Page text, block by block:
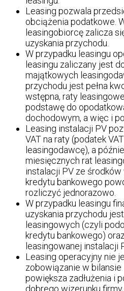
Leasing pozwala
obciążenia podatkowe.
leasingobiorcę zalicza
uzyskania przychodu.
W przypadku leasingu
leasingu zaliczany jest
majątkowych
przychodu jest pełna
wstępna, raty
podstawę do
dochodowym, a więc i
Leasing instalacji PV
VAT na raty (podatek
leasingodawcę), a
miesięcznych rat
instalacji PV ze
kredytu bankowego
rozliczyć jednorazowo.
W przypadku leasingu
uzyskania przychodu
leasingowych (czyli
kredytu bankowego)
leasingowanej instalacji
Leasing operacyjny nie
zobowiązanie w bilansie
powiększa zadłużenia i
dobrego wizerunku